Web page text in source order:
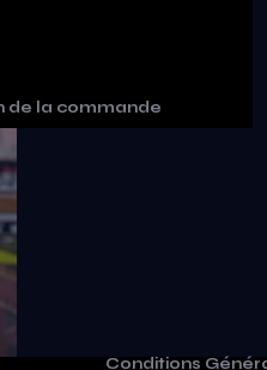
de la commande
Conditions